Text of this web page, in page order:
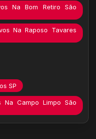
Na Bom Retiro São
Na Raposo Tavares
SP
Na Campo Limpo São